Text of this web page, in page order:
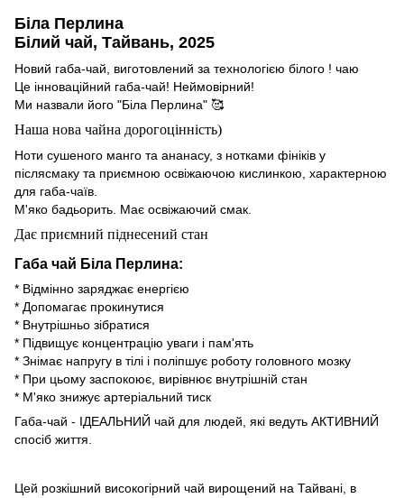
Біла Перлина
Білий чай, Тайвань, 2025
Новий габа-чай, виготовлений за технологією білого ! чаю
Це інноваційний габа-чай! Неймовірний!
Ми назвали його "Біла Перлина" 🥰
Наша нова чайна дорогоцінність)
Ноти сушеного манго та ананасу, з нотками фініків у
післясмаку та приємною освіжаючою кислинкою, характерною
для габа-чаїв.
М'яко бадьорить. Має освіжаючий смак.
Дає приємний піднесений стан
Габа чай Біла Перлина:
* Відмінно заряджає енергією
* Допомагає прокинутися
* Внутрішньо зібратися
* Підвищує концентрацію уваги і пам'ять
* Знімає напругу в тілі і поліпшує роботу головного мозку
* При цьому заспокоює, вирівнює внутрішній стан
* М'яко знижує артеріальний тиск
Габа-чай - ІДЕАЛЬНИЙ чай для людей, які ведуть АКТИВНИЙ
спосіб життя.
Цей розкішний високогірний чай вирощений на Тайвані, в